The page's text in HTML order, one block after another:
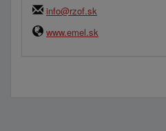
info@rzof.sk
www.emel.sk